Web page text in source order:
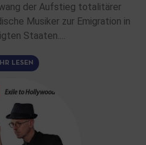
der Aufstieg totalitärer
Musiker zur Emigration in
Staaten.…
LESEN